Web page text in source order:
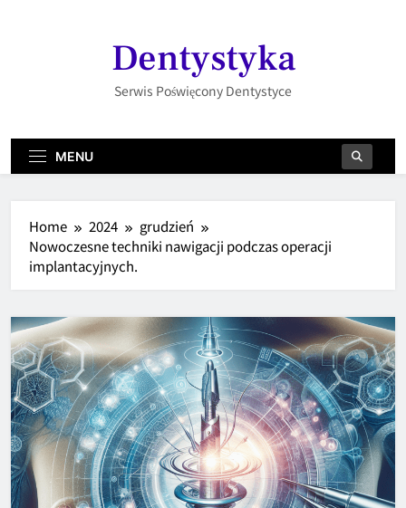
Dentystyka
Serwis Poświęcony Dentystyce
MENU
Home 2024
grudzień
Nowoczesne techniki nawigacji podczas operacji
implantacyjnych.